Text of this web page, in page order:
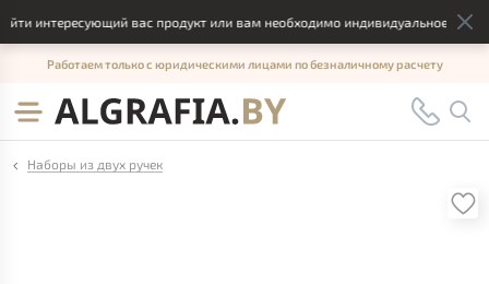
интересующий вас продукт или вам необходимо индивидуальное
Работаем только с юридическими лицами по безналичному расчету
Наборы из двух ручек